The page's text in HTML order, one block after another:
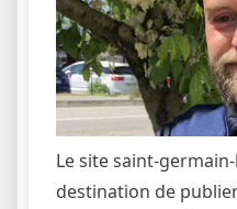
Le site saint-
destination de